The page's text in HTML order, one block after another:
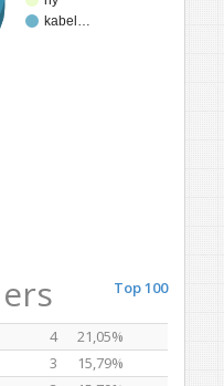
kabel…
Top 100
4
21,05%
3
15,79%